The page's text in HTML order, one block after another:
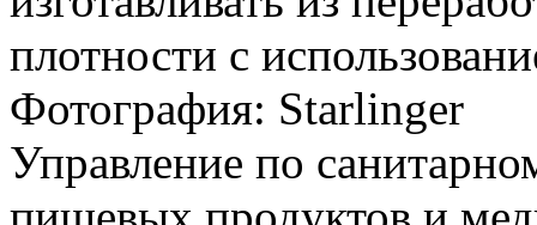
плотности с
Фотография: Starlinger
Управление по